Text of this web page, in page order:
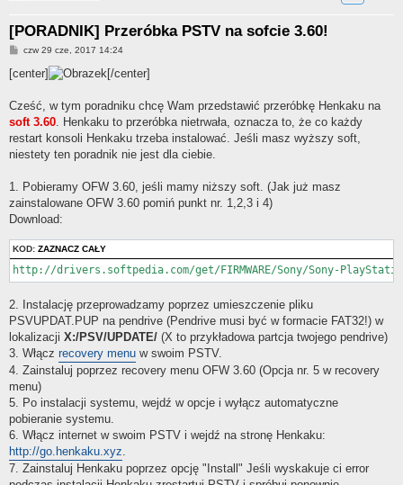
[PORADNIK] Przeróbka PSTV na sofcie 3.60!
P
s
czw 29 cze, 2017 14:24
[center] [/center]
Cześć, w tym poradniku chcę Wam przedstawić przeróbkę Henkaku na
soft 3.60. Henkaku to przeróbka nietrwała, oznacza to, że co każdy
restart konsoli Henkaku trzeba instalować. Jeśli masz wyższy soft,
niestety ten poradnik nie jest dla ciebie.
1. Pobieramy OFW 3.60, jeśli mamy niższy soft. (Jak już masz
zainstalowane OFW 3.60 pomiń punkt nr. 1,2,3 i 4)
Download:
KOD: ZAZNACZ CAŁY
http://drivers.softpedia.com/get/FIRMWARE/Sony/Sony-
2. Instalację przeprowadzamy poprzez umieszczenie pliku
PSVUPDAT.PUP na pendrive (Pendrive musi być w formacie FAT32!) w
lokalizacji X:/PSV/UPDATE/ (X to przykładowa partcja twojego pendrive)
3. Włącz recovery menu w swoim PSTV.
4. Zainstaluj poprzez recovery menu OFW 3.60 (Opcja nr. 5 w recovery
menu)
5. Po instalacji systemu, wejdź w opcje i wyłącz automatyczne
pobieranie systemu.
6. Włącz internet w swoim PSTV i wejdź na stronę Henkaku:
http://go.henkaku.xyz
7. Zainstaluj Henkaku poprzez opcję "Install" Jeśli wyskakuje ci error